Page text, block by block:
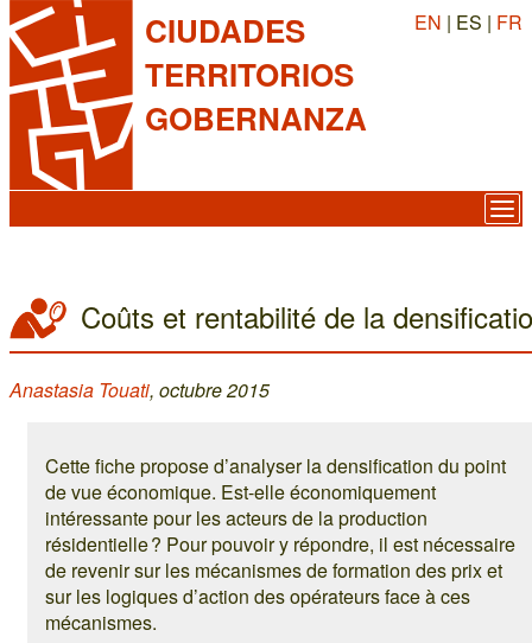
CIUDADES
TERRITORIOS
GOBERNANZA
EN | ES | FR
Coûts et rentabilité de la
Anastasia Touati, octubre 2015
Cette fiche propose d’analyser la densification du point
de vue économique. Est-elle économiquement
intéressante pour les acteurs de la production
résidentielle ? Pour pouvoir y répondre, il est nécessaire
de revenir sur les mécanismes de formation des prix et
sur les logiques d’action des opérateurs face à ces
mécanismes.